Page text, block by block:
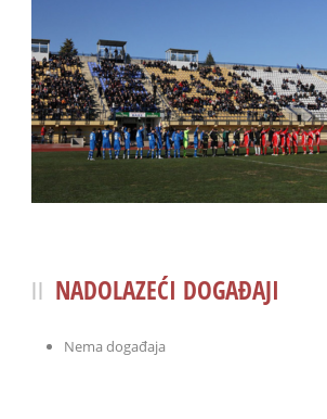
NADOLAZEĆI DOGAĐAJI
Nema događaja